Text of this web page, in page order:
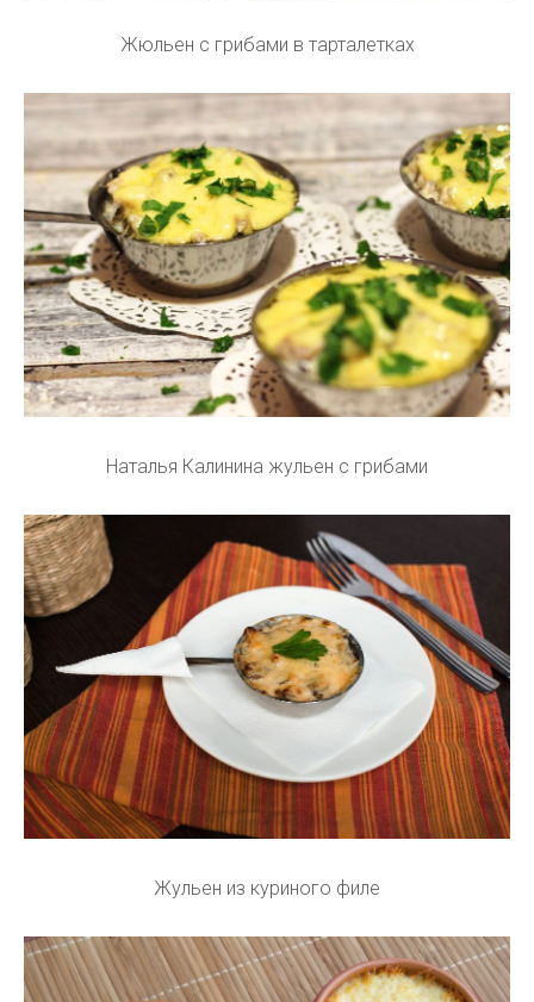
Жюльен с грибами в тарталетках
Наталья Калинина жульен с грибами
Жульен из куриного филе